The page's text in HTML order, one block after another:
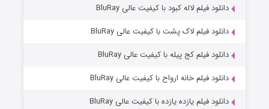
دانلود فیلم لاله کبود با کیفیت عالی BluRay
دانلود فیلم لاک پشت با کیفیت عالی BluRay
دانلود فیلم کج‌ پیله با کیفیت عالی BluRay
دانلود فیلم خانه ارواح با کیفیت عالی BluRay
دانلود فیلم یازده یازده با کیفیت عالی BluRay